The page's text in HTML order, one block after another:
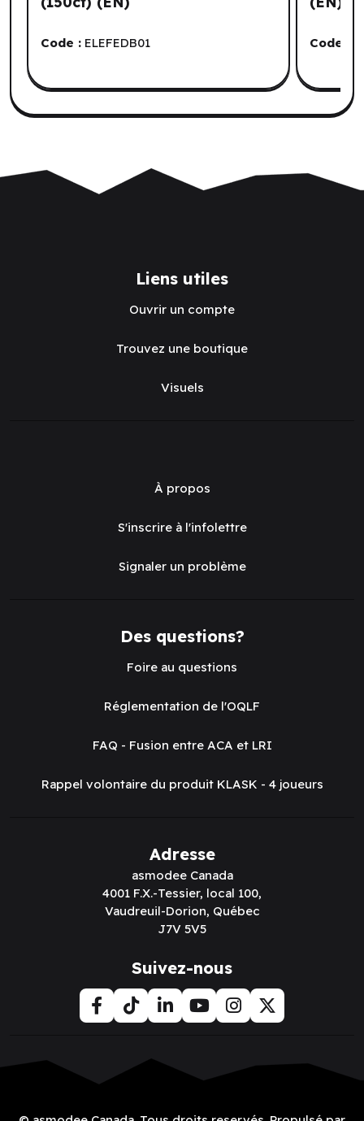
Code : ELEFEDB01 Code :
Liens utiles
Ouvrir un compte
Trouvez une boutique
Visuels
À propos
S'inscrire à l'infolettre
Signaler un problème
Des questions?
Foire au questions
Réglementation de l'OQLF
FAQ - Fusion entre ACA et LRI
Rappel volontaire du produit KLASK - 4 joueurs
Adresse
asmodee Canada
4001 F.X.-Tessier, local 100,
Vaudreuil-Dorion, Québec
J7V 5V5
Suivez-nous